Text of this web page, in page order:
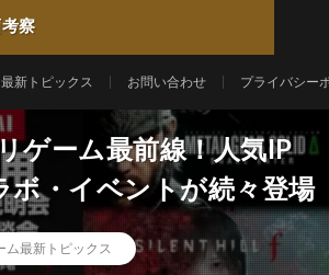
察
新トピックス お問い合わせ プライバシー
ゲーム最前線！人気IP
ボ・イベントが続々登場
ム最新トピックス